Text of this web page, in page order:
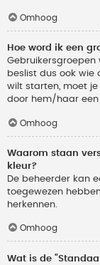
Omhoog
Hoe word ik een
beslist dus ook wie
wilt starten, moet
door hem/haar
Omhoog
Waarom staan
kleur?
De beheerder kan
toegewezen
herkennen.
Omhoog
Wat is de